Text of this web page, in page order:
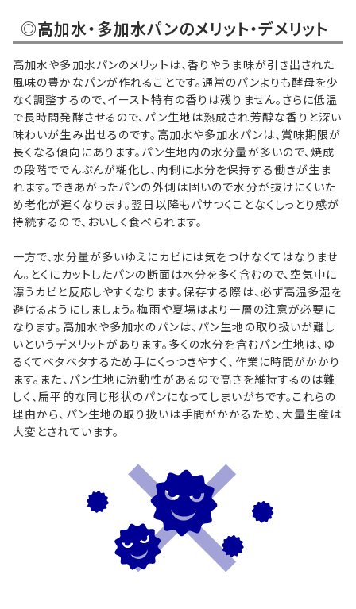
◎高加水・多加水パンのメリット・デメリット
高加水や多加水パンのメリットは、香りやうま味が引き出された
風味の豊かなパンが作れることです。通常のパンよりも酵母を少
なく調整するので、イースト特有の香りは残りません。さらに低温
で長時間発酵させるので、パン生地は熟成され芳醇な香りと深い
味わいが生み出せるのです。高加水や多加水パンは、賞味期限が
長くなる傾向にあります。パン生地内の水分量が多いので、焼成
の段階ででんぷんが糊化し、内側に水分を保持する働きが生ま
れます。できあがったパンの外側は固いので水分が抜けにくいた
め老化が遅くなります。翌日以降もパサつくことなくしっとり感が
持続するので、おいしく食べられます。
一方で、水分量が多いゆえにカビには気をつけなくてはなりませ
ん。とくにカットしたパンの断面は水分を多く含むので、空気中に
漂うカビと反応しやすくなります。保存する際は、必ず高温多湿を
避けるようにしましょう。梅雨や夏場はより一層の注意が必要に
なります。高加水や多加水のパンは、パン生地の取り扱いが難し
いというデメリットがあります。多くの水分を含むパン生地は、ゆ
るくてベタベタするため手にくっつきやすく、作業に時間がかかり
ます。また、パン生地に流動性があるので高さを維持するのは難
しく、扁平的な同じ形状のパンになってしまいがちです。これらの
理由から、パン生地の取り扱いは手間がかかるため、大量生産は
大変とされています。